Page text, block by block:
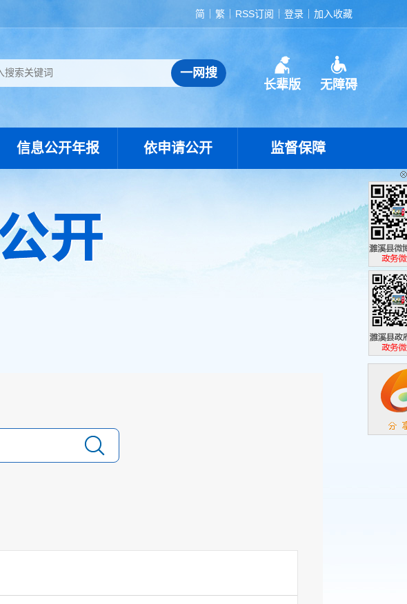
简 繁 RSS订阅 登录 加入收藏
长辈版 无障碍
信息公开年报 依申请公开 监督保障
濉溪县政
政务微博
濉溪县政
政务微信